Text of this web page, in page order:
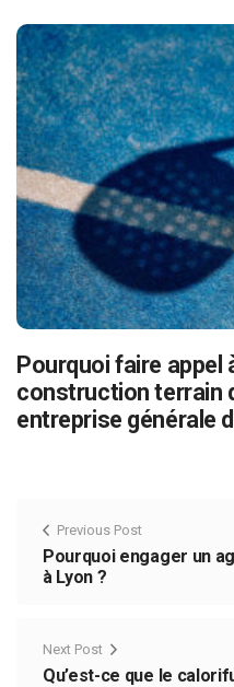
Pourquoi faire appel
construction terrain
entreprise générale
Previous Post
Pourquoi engager un
à Lyon ?
Next Post
Qu’est-ce que le